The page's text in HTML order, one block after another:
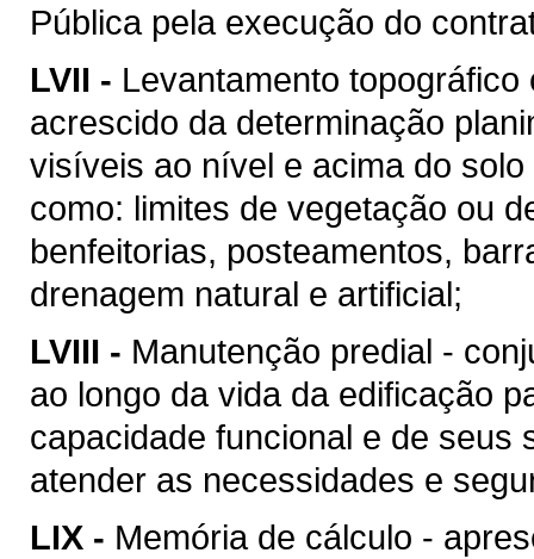
Pública pela execução do
LVII - Levantamento
acrescido da determinação
visíveis ao nível e acima do
como: limites de vegetação ou
benfeitorias, posteamentos,
drenagem natural e artificial;
LVIII - Manutenção predial -
ao longo da vida da edificação
capacidade funcional e de seus
atender as necessidades e
LIX - Memória de cálculo -